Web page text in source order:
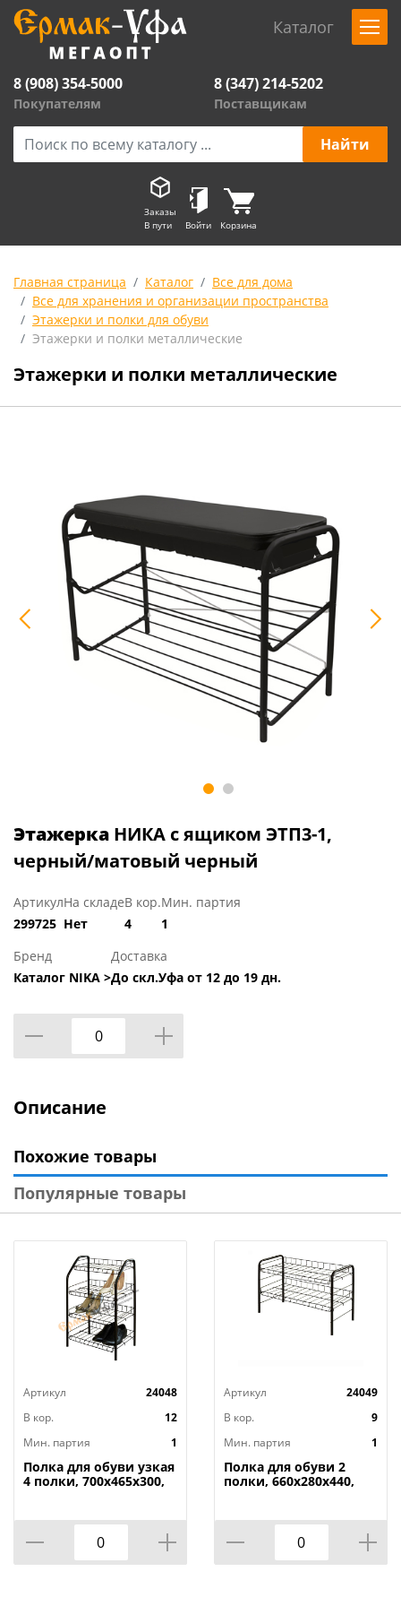
Каталог
8 (908) 354-5000
Покупателям
8 (347) 214-5202
Поставщикам
Заказы
В пути
Войти Корзина
Главная страница Каталог
Все для дома
Все для хранения и организации пространства
Этажерки и полки для обуви
Этажерки и полки металлические
Этажерки и полки металлические
Этажерка НИКА с ящиком ЭТП3-1,
черный/матовый черный
Артикул
299725
На складе
Нет
В кор.
4
Мин. партия
1
Бренд
Каталог NIKA >
Доставка
До скл.Уфа от 12 до 19 дн.
Описание
Похожие товары
Популярные товары
Артикул
24048
В кор.
12
Мин. партия
1
Полка для обуви узкая
4 полки, 700х465х300,
Артикул
24049
В кор.
9
Мин. партия
1
Полка для обуви 2
полки, 660х280х440,